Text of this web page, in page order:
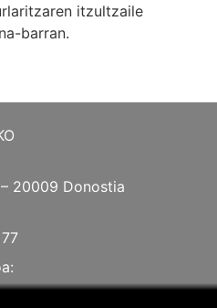
itzultzaile
barran.
20009 Donostia